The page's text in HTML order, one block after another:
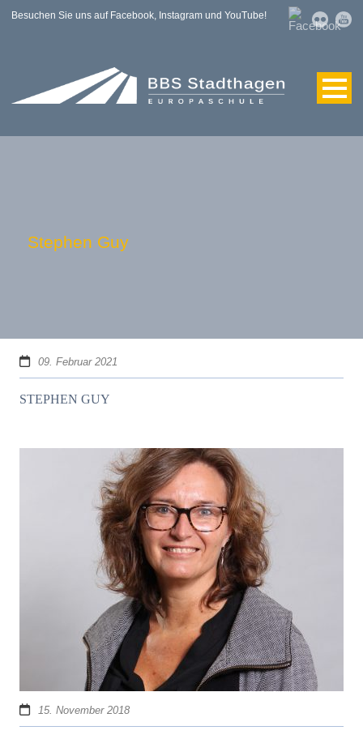
Besuchen Sie uns auf Facebook, Instagram und YouTube!
Stephen Guy
09. Februar 2021
STEPHEN GUY
15. November 2018